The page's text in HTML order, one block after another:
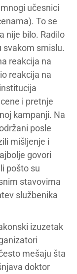
učesnici
To se
nije bilo. Radilo
svakom smislu.
reakcija na
reakcija na
i pretnje
kampanji. Na
posle
mišljenje i
govori
pošto su
stavovima
službenika
izuzetak
mešaju šta
doktor